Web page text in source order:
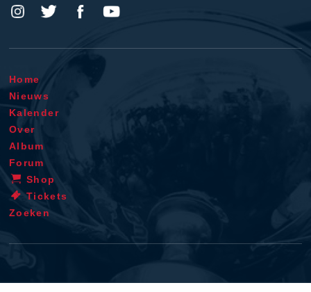
Home
Nieuws
Kalender
Over
Album
Forum
Shop
Tickets
Zoeken